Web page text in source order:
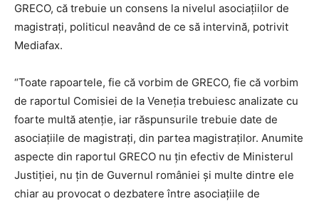
GRECO, că trebuie un consens la nivelul asociațiilor de
magistrați, politicul neavând de ce să intervină, potrivit
Mediafax.
“Toate rapoartele, fie că vorbim de GRECO, fie că vorbim
de raportul Comisiei de la Veneția trebuiesc analizate cu
foarte multă atenție, iar răspunsurile trebuie date de
asociațiile de magistrați, din partea magistraților. Anumite
aspecte din raportul GRECO nu țin efectiv de Ministerul
Justiției, nu țin de Guvernul româniei și multe dintre ele
chiar au provocat o dezbatere între asociațiile de